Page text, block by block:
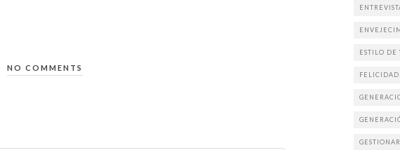
NO COMMENTS
ESTILO DE
FELICIDAD